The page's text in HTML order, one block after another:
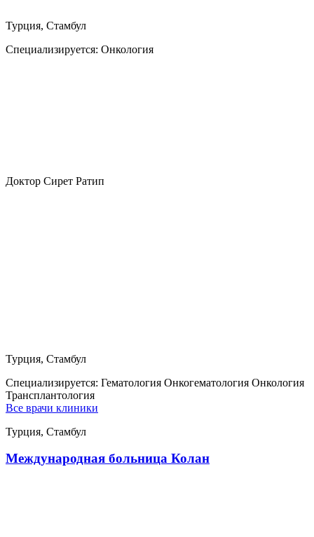
Турция, Стамбул
Специализируется: Онкология
Доктор Сирет Ратип
Турция, Стамбул
Специализируется: Гематология Онкогематология Онкология
Трансплантология
Все врачи клиники
Турция, Стамбул
Международная больница Колан